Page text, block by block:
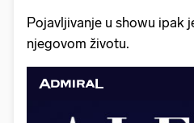
Pojavljivanje u showu ipak
njegovom životu.